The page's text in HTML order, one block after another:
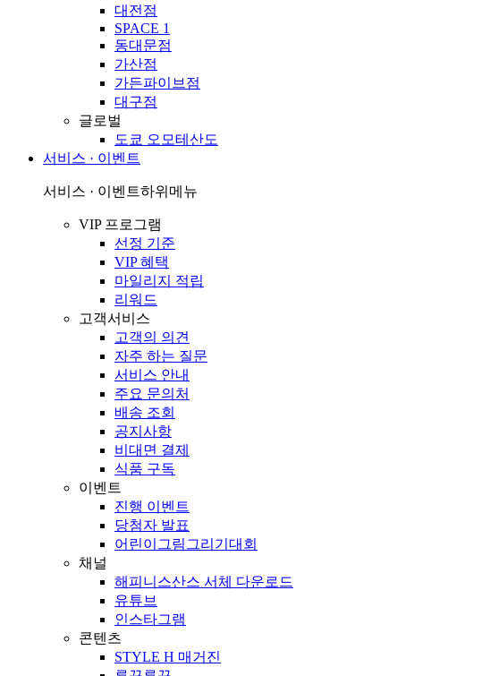
대전점
SPACE 1
동대문점
가산점
가든파이브점
대구점
글로벌
도쿄 오모테산도
서비스 · 이벤트
서비스 · 이벤트하위메뉴
VIP 프로그램
선정 기준
VIP 혜택
마일리지 적립
리워드
고객서비스
고객의 의견
자주 하는 질문
서비스 안내
주요 문의처
배송 조회
공지사항
비대면 결제
식품 구독
이벤트
진행 이벤트
당첨자 발표
어린이그림그리기대회
채널
해피니스산스 서체 다운로드
유튜브
인스타그램
콘텐츠
STYLE H 매거진